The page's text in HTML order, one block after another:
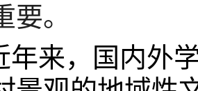
要。
年来，国内外